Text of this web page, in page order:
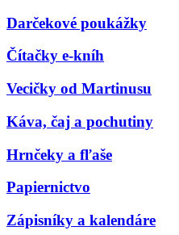
Darčekové poukážky
Čítačky e-kníh
Vecičky od Martinusu
Káva, čaj a pochutiny
Hrnčeky a fľaše
Papiernictvo
Zápisníky a kalendáre